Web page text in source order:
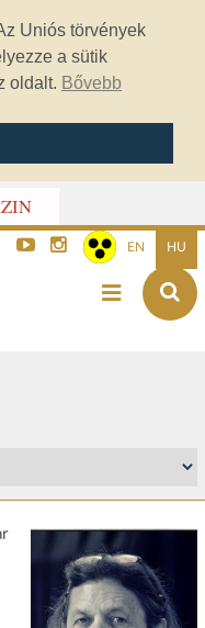
Uniós törvények
a sütik
oldalt. Bővebb
EN HU